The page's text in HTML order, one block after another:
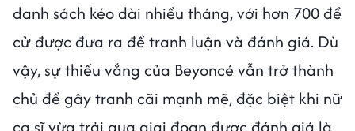
danh sách kéo dài nhiều tháng, với hơn 700 đề
cử được đưa ra để tranh luận và đánh giá. Dù
vậy, sự thiếu vắng của Beyoncé vẫn trở thành
chủ đề gây tranh cãi mạnh mẽ, đặc biệt khi nữ